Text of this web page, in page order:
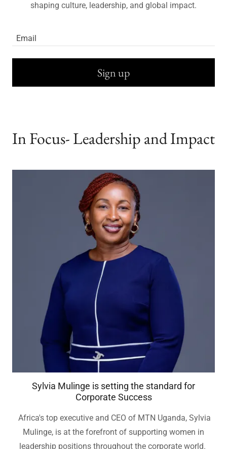
shaping culture, leadership, and global impact.
Email
Sign up
In Focus- Leadership and Impact
Sylvia Mulinge is setting the standard for
Corporate Success
Africa's top executive and CEO of MTN Uganda, Sylvia
Mulinge, is at the forefront of supporting women in
leadership positions throughout the corporate world.